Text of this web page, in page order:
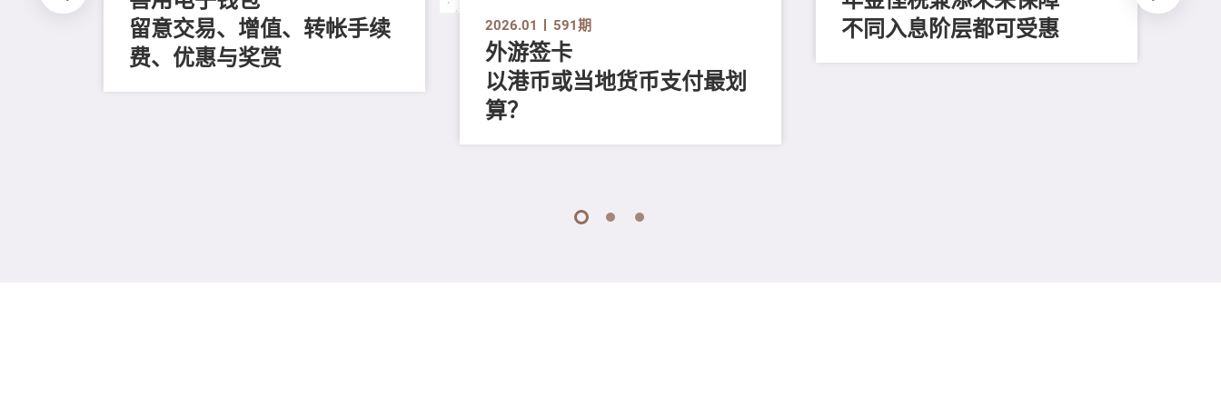
留意交易、增值、转帐手续
费、优惠与奖赏
2026.01 591期
外游签卡
以港币或当地货币支付最划
算？
不同入息阶层都可受惠
1 2 3